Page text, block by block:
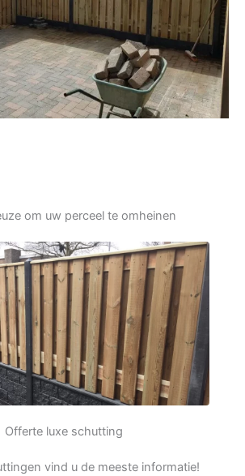
om uw perceel te omheinen
Offerte luxe schutting
vind u de meeste informatie!